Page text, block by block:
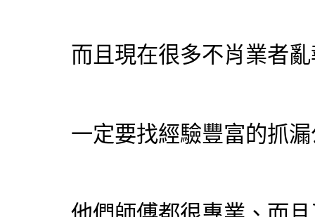
而且現在很多不肖業者
一定要找經驗豐富的抓